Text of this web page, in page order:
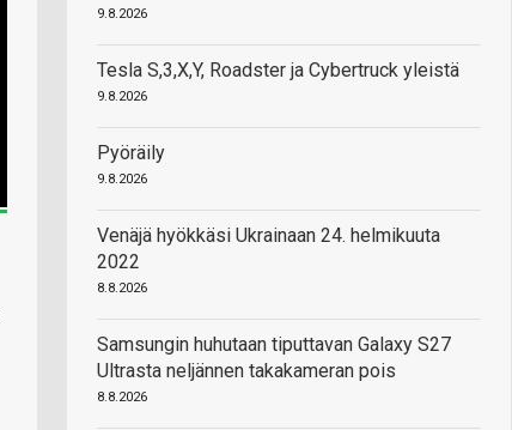
9.8.2026
Tesla S,3,X,Y, Roadster ja Cybertruck yleistä
9.8.2026
Pyöräily
9.8.2026
Venäjä hyökkäsi Ukrainaan 24. helmikuuta
2022
8.8.2026
Samsungin huhutaan tiputtavan Galaxy S27
Ultrasta neljännen takakameran pois
8.8.2026